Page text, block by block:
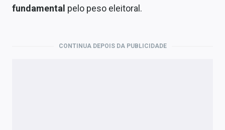
Internacional
fundamental pelo peso eleitoral.
CONTINUA DEPOIS DA PUBLICIDADE